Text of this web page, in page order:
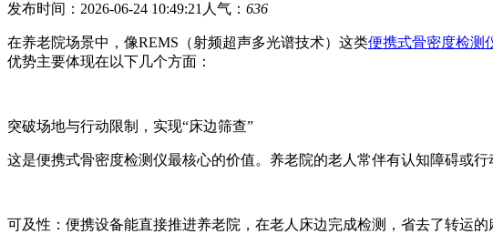
发布时间：2026-06-24 10:49:21 人气： 636
在养老院场景中，像REMS（射频超声多光谱技术）这类便携式骨密度检测
优势主要体现在以下几个方面：
突破场地与行动限制，实现“床边筛查”
这是便携式骨密度检测仪最核心的价值。养老院的老人常伴有认知障碍或行
可及性：便携设备能直接推进养老院，在老人床边完成检测，省去了转运的